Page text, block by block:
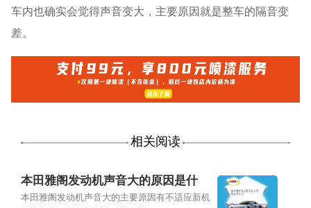
车内也确实会觉得声音变大，主要原因就是整车的隔音变
差。
相关阅读
本田雅阁发动机声音大的原因是什
么？
本田雅阁发动机声音大的主要原因有不适应新机